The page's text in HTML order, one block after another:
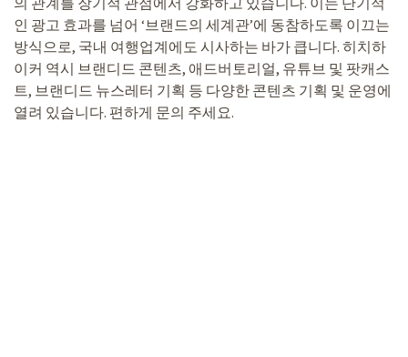
인 광고 효과를 넘어 ‘브랜드의 세계관’에 동참하도록 이끄는
방식으로, 국내 여행업계에도 시사하는 바가 큽니다. 히치하
이커 역시 브랜디드 콘텐츠, 애드버토리얼, 유튜브 및 팟캐스
트, 브랜디드 뉴스레터 기획 등 다양한 콘텐츠 기획 및 운영에
열려 있습니다. 편하게 문의 주세요.